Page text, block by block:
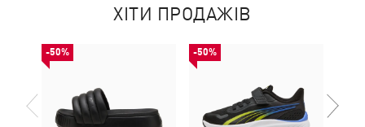
ХІТИ ПРОДАЖІВ
-50% -50%